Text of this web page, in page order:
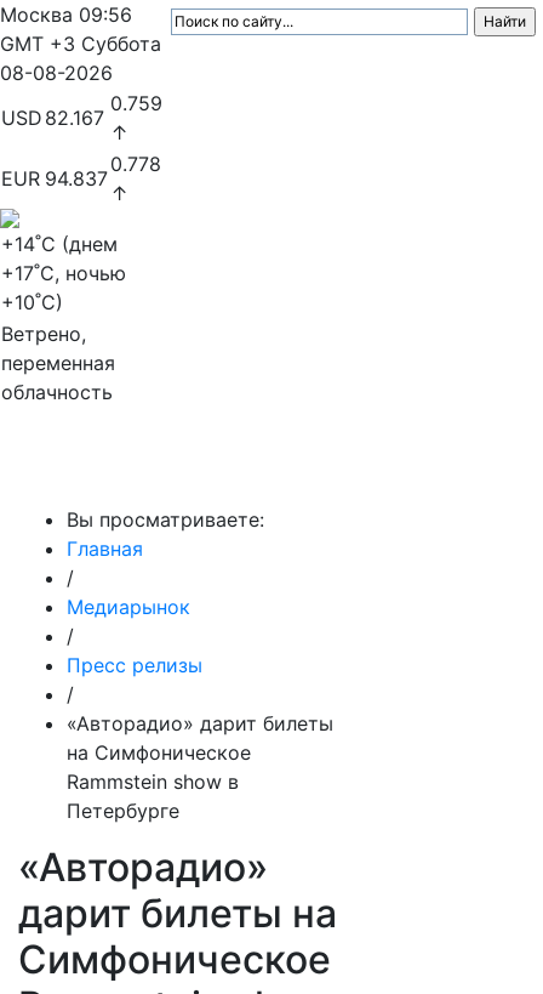
Москва 09:56
GMT +3 Суббота
08-08-2026
USD 82.167
0.759
↑
EUR 94.837
0.778
↑
+14˚C (днем
+17˚C, ночью
+10˚C)
Ветрено,
переменная
облачность
Вы просматриваете:
Главная
/
Медиарынок
/
Пресс релизы
/
«Авторадио» дарит билеты
на Симфоническое
Rammstein show в
Петербурге
«Авторадио»
дарит билеты на
Симфоническое